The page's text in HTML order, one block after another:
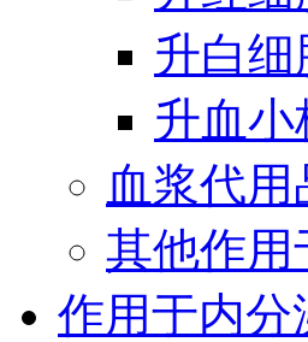
升白细
升血小
血浆代用
其他作用
作用于内分